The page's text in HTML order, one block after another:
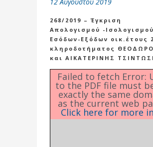
268/2019 – Έγκριση
Απολογισμού -Ισολογισμού
Εσόδων-Εξόδων οικ.έτους
κληροδοτήματος
και ΑΙΚΑΤΕΡΙΝΗΣ
Failed to fetch Error:
to the PDF file must
exactly the same
as the current web
Click here for more